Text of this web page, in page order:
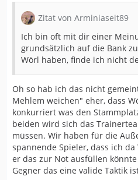
Zitat von Arminiaseit89
Ich bin oft mit dir einer
grundsätzlich auf die Bank
Wörl haben, finde ich nicht
Oh so hab ich das nicht
Mehlem weichen" eher, dass
konkurriert was den
beiden wird sich das
müssen. Wir haben für die
spannende Spieler, dass ich
er das zur Not ausfüllen
Gegner das eine valide Taktik